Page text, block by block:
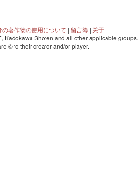
の著作物の使用について | 留言簿 | 关于
Kadokawa Shoten and all other applicable groups.
© to their creator and/or player.